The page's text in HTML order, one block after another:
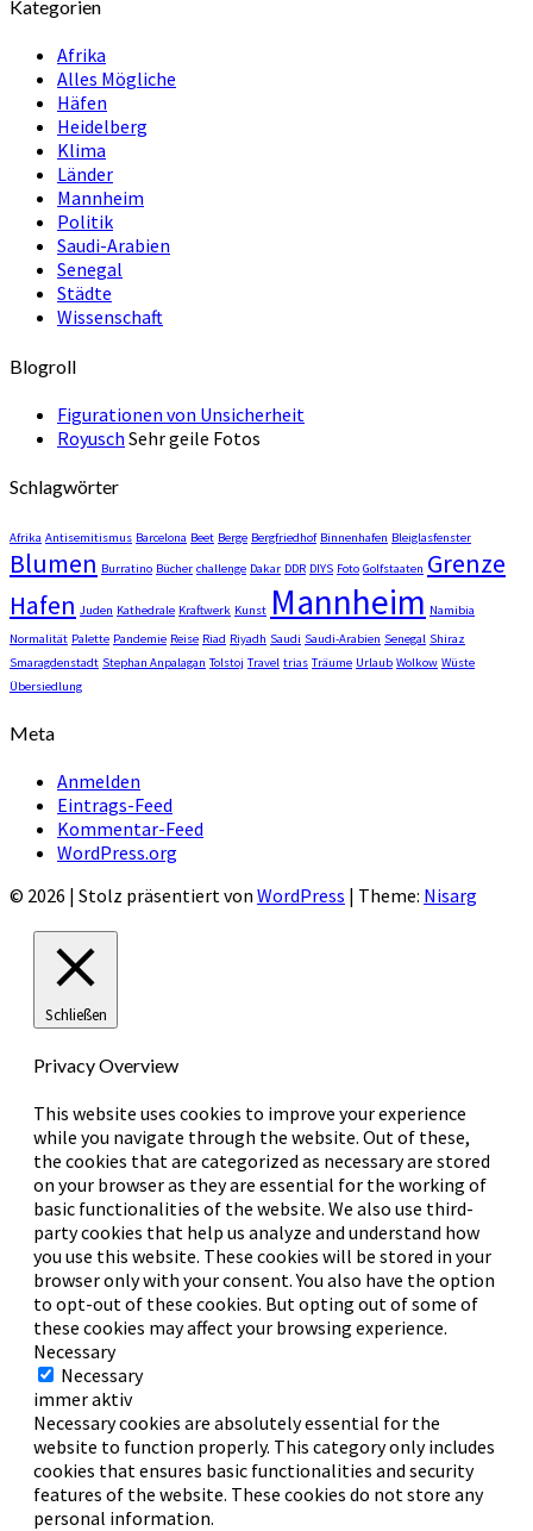
Kategorien
Afrika
Alles Mögliche
Häfen
Heidelberg
Klima
Länder
Mannheim
Politik
Saudi-Arabien
Senegal
Städte
Wissenschaft
Blogroll
Figurationen von Unsicherheit
Royusch Sehr geile Fotos
Schlagwörter
Afrika Antisemitismus Barcelona Beet Berge Bergfriedhof Binnenhafen Bleiglasfenster
Blumen Burratino Bücher challenge Dakar DDR DIYS Foto Golfstaaten Grenze
Hafen Juden Kathedrale Kraftwerk Kunst Mannheim Namibia
Normalität Palette Pandemie Reise Riad Riyadh Saudi Saudi-Arabien Senegal Shiraz
Smaragdenstadt Stephan Anpalagan Tolstoj Travel trias Träume Urlaub Wolkow Wüste
Übersiedlung
Meta
Anmelden
Eintrags-Feed
Kommentar-Feed
WordPress.org
© 2026 | Stolz präsentiert von WordPress | Theme: Nisarg
Schließen
Privacy Overview
This website uses cookies to improve your experience
while you navigate through the website. Out of these,
the cookies that are categorized as necessary are stored
on your browser as they are essential for the working of
basic functionalities of the website. We also use third-
party cookies that help us analyze and understand how
you use this website. These cookies will be stored in your
browser only with your consent. You also have the option
to opt-out of these cookies. But opting out of some of
these cookies may affect your browsing experience.
Necessary
Necessary
immer aktiv
Necessary cookies are absolutely essential for the
website to function properly. This category only includes
cookies that ensures basic functionalities and security
features of the website. These cookies do not store any
personal information.